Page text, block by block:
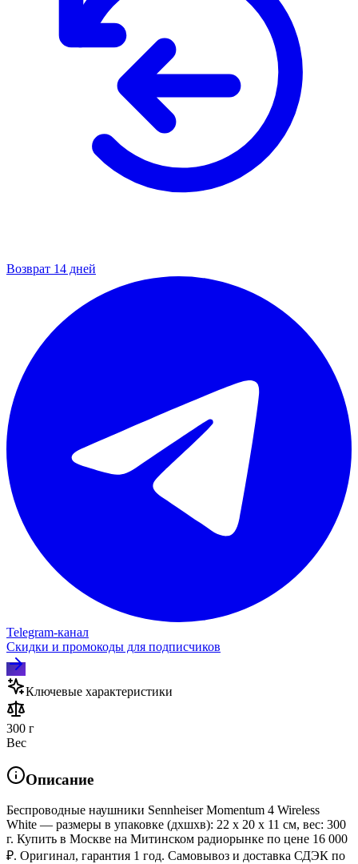
Возврат 14 дней
Telegram‑канал
Скидки и промокоды для подписчиков
Ключевые характеристики
300 г
Вес
Описание
Беспроводные наушники Sennheiser Momentum 4 Wireless
White — размеры в упаковке (дхшхв): 22 x 20 x 11 см, вес: 300
г. Купить в Москве на Митинском радиорынке по цене 16 000
₽. Оригинал, гарантия 1 год. Самовывоз и доставка СДЭК по